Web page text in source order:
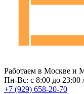
Работаем в Москве и
Пн-Вс: c 8:00 до 23:00
+7 (929) 658-20-70